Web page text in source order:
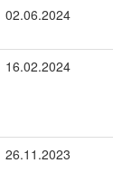
02.06.2024
16.02.2024
26.11.2023